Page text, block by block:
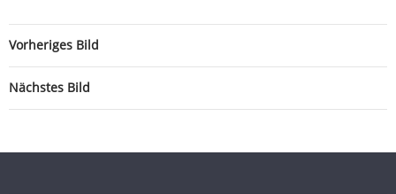
Vorheriges Bild
Nächstes Bild